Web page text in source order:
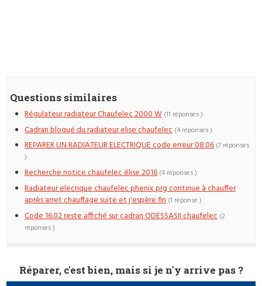
Questions similaires
Régulateur radiateur Chaufelec 2000 W (11 réponses )
Cadran bloqué du radiateur elise chaufelec (4 réponses )
REPARER UN RADIATEUR ELECTRIQUE code erreur 08.06 (7 réponses
)
Recherche notice chaufelec élise 2016 (4 réponses )
Radiateur elecrique chaufelec phenix prg continue à chauffer
après arret chauffage suite et j'espère fin (1 réponse )
Code 16.02 reste affiché sur cadran ODESSASII chaufelec (2
réponses )
Réparer, c'est bien, mais si je n'y arrive pas ?